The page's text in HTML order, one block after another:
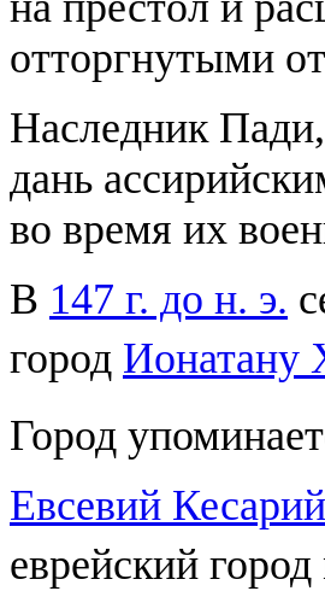
отторгнутыми от
Наследник
дань
во время их
В 147 г. до н. э.
город Ионатану
Город
Евсевий
еврейский